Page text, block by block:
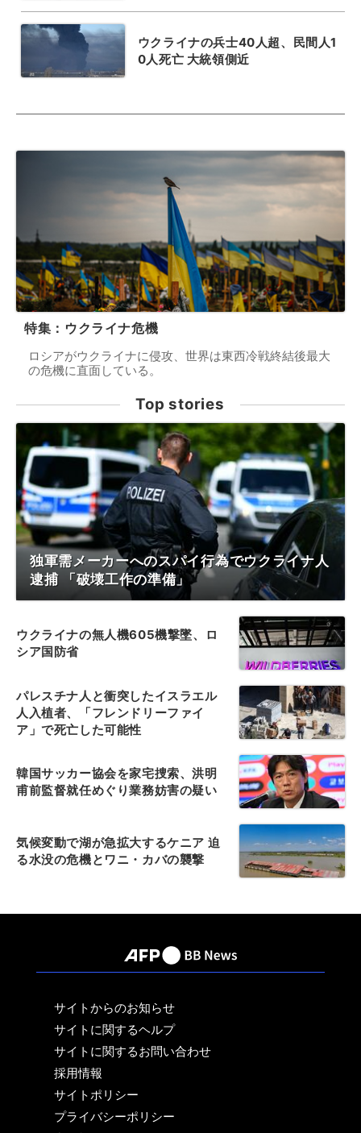
ウクライナの兵士40人超、民間人1
0人死亡 大統領側近
特集：ウクライナ危機
ロシアがウクライナに侵攻、世界は東西冷戦終結後最大
の危機に直面している。
Top stories
独軍需メーカーへのスパイ行為でウクライナ人
逮捕 「破壊工作の準備」
ウクライナの無人機605機撃墜、ロ
シア国防省
パレスチナ人と衝突したイスラエル
人入植者、「フレンドリーファイ
ア」で死亡した可能性
韓国サッカー協会を家宅捜索、洪明
甫前監督就任めぐり業務妨害の疑い
気候変動で湖が急拡大するケニア 迫
る水没の危機とワニ・カバの襲撃
サイトからのお知らせ
サイトに関するヘルプ
サイトに関するお問い合わせ
採用情報
サイトポリシー
プライバシーポリシー